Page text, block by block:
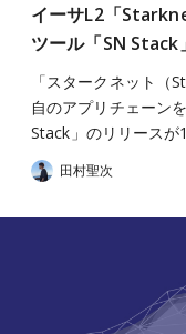
イーサL2「
ツール「SN Stack
「スタークネット（
自のアプリチェーン
Stack」のリリースが
田村聖次